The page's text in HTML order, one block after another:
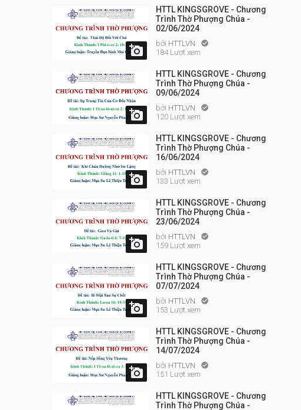

HTTL KINGSGROVE - Chương
Trình Thờ Phượng Chúa -
02/06/2024
bởi HTTLVN 
184 Lượt xem

HTTL KINGSGROVE - Chương
Trình Thờ Phượng Chúa -
09/06/2024
bởi HTTLVN 
120 Lượt xem

HTTL KINGSGROVE - Chương
Trình Thờ Phượng Chúa -
16/06/2024
bởi HTTLVN 
133 Lượt xem

HTTL KINGSGROVE - Chương
Trình Thờ Phượng Chúa -
23/06/2024
bởi HTTLVN 
159 Lượt xem

HTTL KINGSGROVE - Chương
Trình Thờ Phượng Chúa -
07/07/2024
bởi HTTLVN 
153 Lượt xem

HTTL KINGSGROVE - Chương
Trình Thờ Phượng Chúa -
14/07/2024
bởi HTTLVN 
151 Lượt xem
HTTL KINGSGROVE - Chương
Trình Thờ Phượng Chúa -